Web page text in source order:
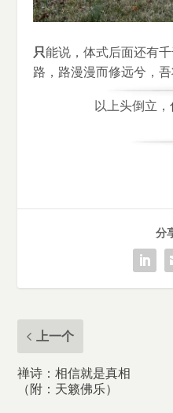
只能说，体式后面还有
路，路漫漫而修远兮，吾
以上头倒立
分
上一个
禅诗：相信就是真相
（附：天籁佛乐）